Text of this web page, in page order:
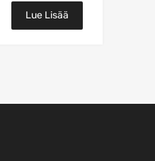
Lue Lisää